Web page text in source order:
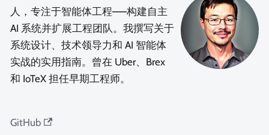
人，专注于智能体工程——构建自主
AI 系统并扩展工程团队。我撰写关于
系统设计、技术领导力和 AI 智能体
实战的实用指南。曾在 Uber、Brex
和 IoTeX 担任早期工程师。
GitHub